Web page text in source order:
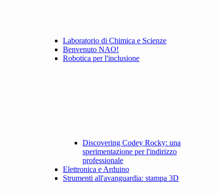
Laboratorio di Chimica e Scienze
Benvenuto NAO!
Robotica per l'inclusione
Discovering Codey Rocky: una
sperimentazione per l'indirizzo
professionale
Elettronica e Arduino
Strumenti all'avanguardia: stampa 3D